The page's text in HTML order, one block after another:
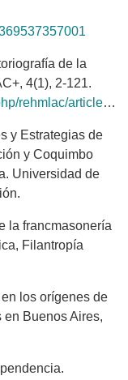
de la
4(1), 2-121.
article/view/12144
y Estrategias de
y Coquimbo
Universidad de
la francmasonería
Filantropía
los orígenes de
Buenos Aires,